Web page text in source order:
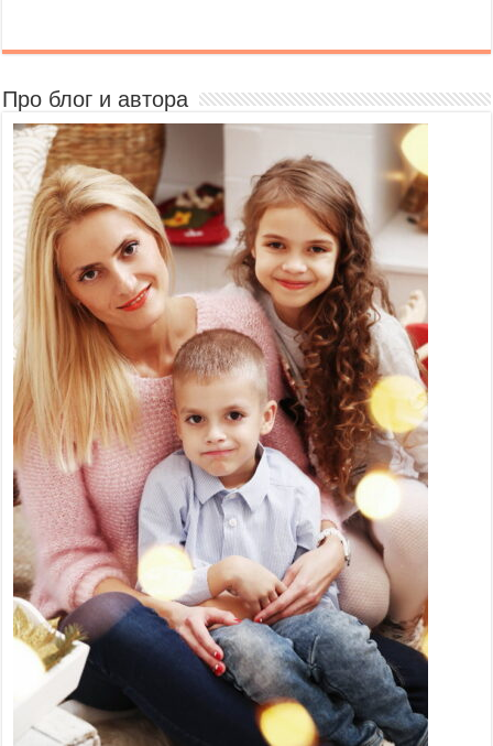
Про блог и автора